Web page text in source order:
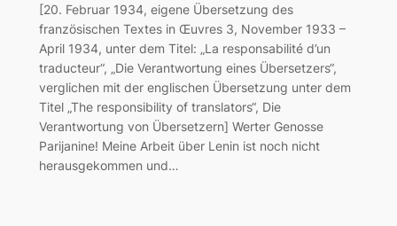
[20. Februar 1934, eigene Übersetzung des
französischen Textes in Œuvres 3, November 1933 –
April 1934, unter dem Titel: „La responsabilité d’un
traducteur“, „Die Verantwortung eines Übersetzers“,
verglichen mit der englischen Übersetzung unter dem
Titel „The responsibility of translators“, Die
Verantwortung von Übersetzern] Werter Genosse
Parijanine! Meine Arbeit über Lenin ist noch nicht
herausgekommen und…